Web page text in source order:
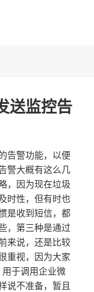
送监控告
告警功能，以便
警大概有这么几
，因为现在垃圾
时性，但有时也
是收到短信，都
，第三种是通过
来说，还是比较
重视，因为大家
于调用企业微
说不准备，暂且